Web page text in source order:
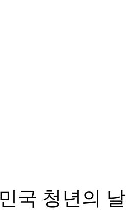
국 청년의